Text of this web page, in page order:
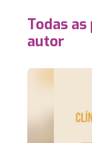
Todas
autor